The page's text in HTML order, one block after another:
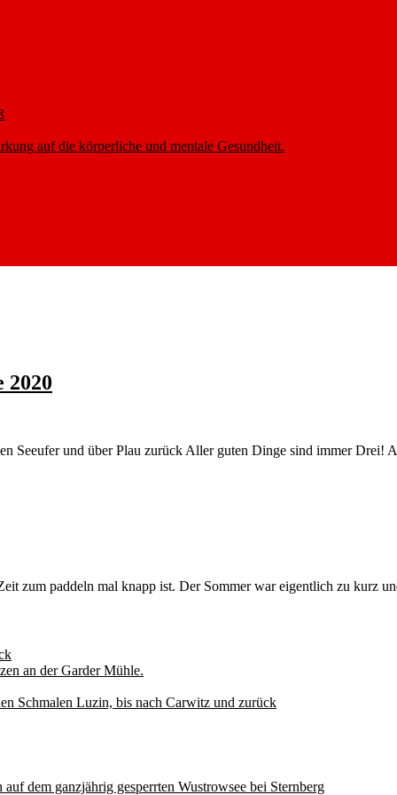
auf die körperliche und mentale Gesundheit.
2020
Seeufer und über Plau zurück Aller guten Dinge sind immer Drei!
zum paddeln mal knapp ist. Der Sommer war eigentlich zu kurz
an der Garder Mühle.
Schmalen Luzin, bis nach Carwitz und zurück
dem ganzjährig gesperrten Wustrowsee bei Sternberg